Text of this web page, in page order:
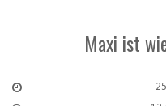
Maxi ist